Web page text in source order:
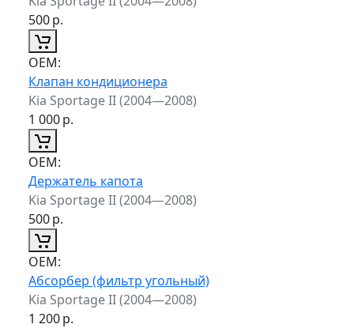
500р.
ОЕМ:
Клапан кондиционера
Kia Sportage II (2004—2008)
1 000р.
ОЕМ:
Держатель капота
Kia Sportage II (2004—2008)
500р.
ОЕМ:
Абсорбер (фильтр угольный)
Kia Sportage II (2004—2008)
1 200р.